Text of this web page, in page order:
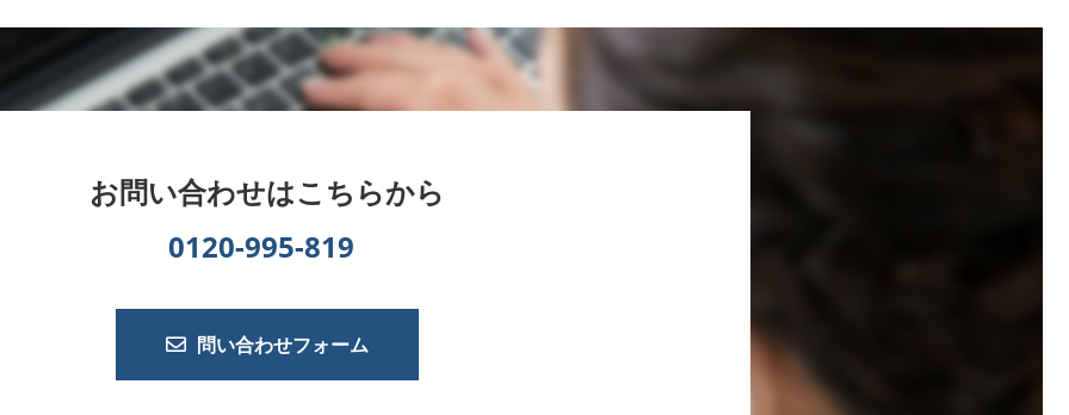
お問い合わせはこちらから
0120-995-819
問い合わせフォーム